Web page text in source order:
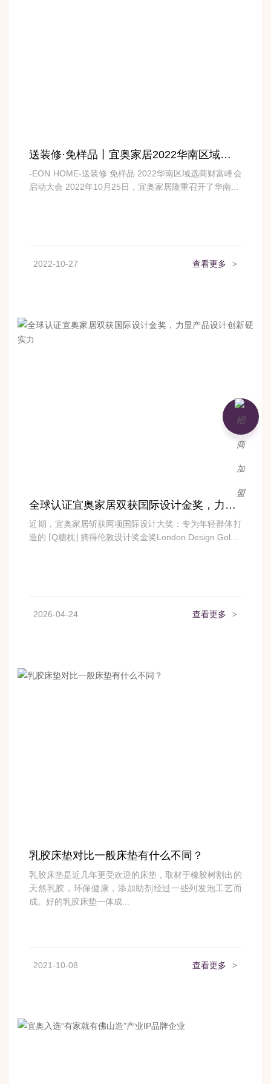
送装修·免样品丨宜奥家居2022华南区域选商财富峰会启动会圆满结束！
-EON HOME-送装修 免样品 2022华南区域选商财富峰会
启动大会 2022年10月25日，宜奥家居隆重召开了华南...
2022-10-27 查看更多 >
全球认证宜奥家居双获国际设计金奖，力显产品设计创新硬实力
近期，宜奥家居斩获两项国际设计大奖：专为年轻群体打
造的 ⌈Q糖枕⌋ 摘得伦敦设计奖金奖London Design Gol...
2026-04-24 查看更多 >
乳胶床垫对比一般床垫有什么不同？
乳胶床垫是近几年更受欢迎的床垫，取材于橡胶树割出的
天然乳胶，环保健康，添加助剂经过一些列发泡工艺而
成。好的乳胶床垫一体成...
2021-10-08 查看更多 >
加盟咨询